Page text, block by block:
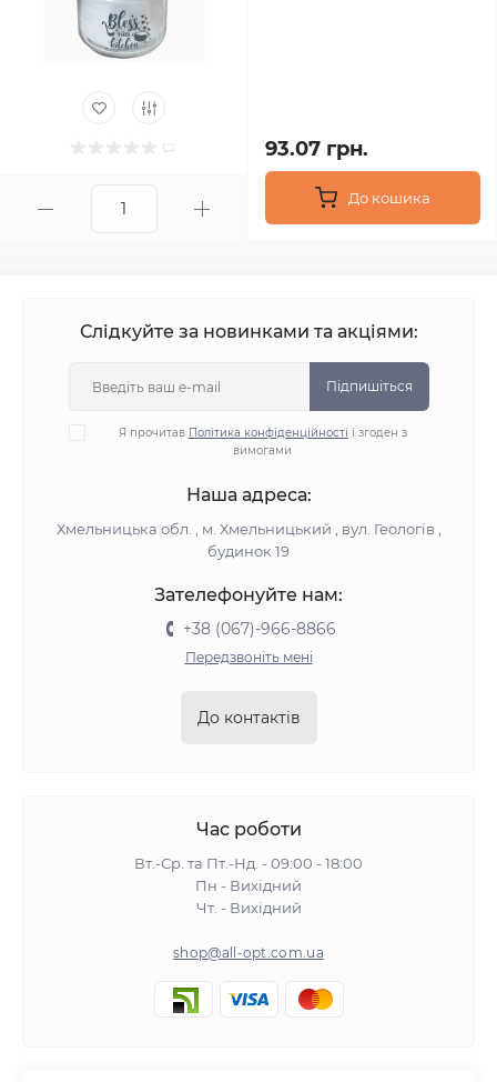
93.07 грн.
До кошика
Слідкуйте за новинками та акціями:
Підпишіться
Я прочитав Політика конфіденційності і згоден з
вимогами
Наша адреса:
Хмельницька обл. , м. Хмельницький , вул. Геологів ,
будинок 19
Зателефонуйте нам:
+38 (067)-966-8866
Передзвоніть мені
До контактів
Час роботи
Вт.-Ср. та Пт.-Нд. - 09:00 - 18:00
Пн - Вихідний
Чт. - Вихідний
shop@all-opt.com.ua